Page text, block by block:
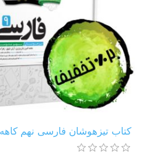
کتاب تیزهوشان فارسی نهم کاهه